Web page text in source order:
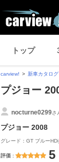
トップ
carview! 新車カタログ
プジョー
nocturne0299さ
プジョー 2008
グレード：GT ブルー
評価 5